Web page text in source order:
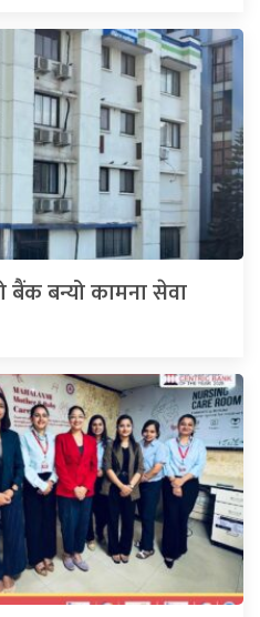
बैंक बन्यो कामना सेवा